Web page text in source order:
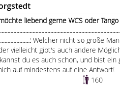
liebend gerne WCS oder Tango
Welcher nicht so große
vielleicht gibt's auch andere
du es auch schon, und bist ein
auf mindestens auf eine Antwort!
160